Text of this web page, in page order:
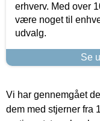
erhverv. Med over
være noget til
udvalg.
Se
Vi har gennemgået
dem med stjerner fra